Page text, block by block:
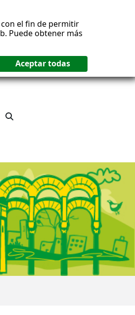
con el fin de permitir
Puede obtener más